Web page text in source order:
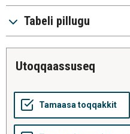
Tabeli pillugu
utoqqaassuseq